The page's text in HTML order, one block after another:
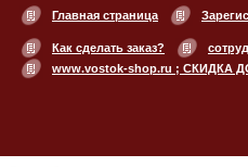
Главная страница
Как сделать заказ?
www.vostok-shop.ru ; СКИДКА